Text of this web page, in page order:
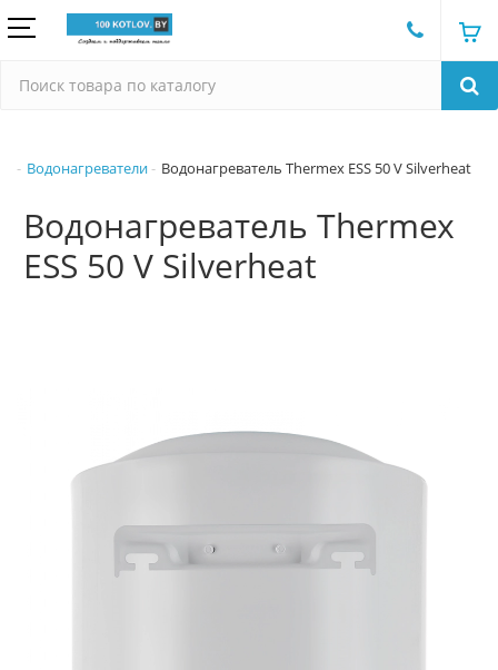
Водонагреватели Водонагреватель Thermex ESS 50 V Silverheat
Водонагреватель Thermex
ESS 50 V Silverheat